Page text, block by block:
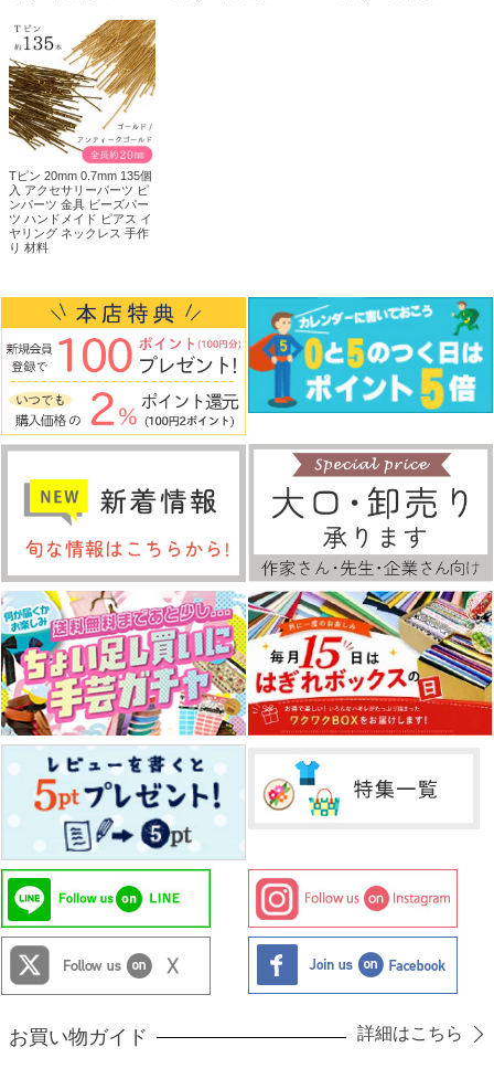
Tピン 20mm 0.7mm 135個
入 アクセサリーパーツ ピ
ンパーツ 金具 ビーズパー
ツ ハンドメイド ピアス イ
ヤリング ネックレス 手作
り 材料
お買い物ガイド 詳細はこちら